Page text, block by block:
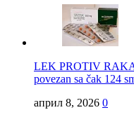
LEK PROTIV
povezan sa čak 124
април 8, 2026 0